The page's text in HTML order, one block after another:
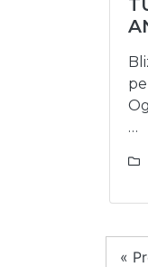
…
«